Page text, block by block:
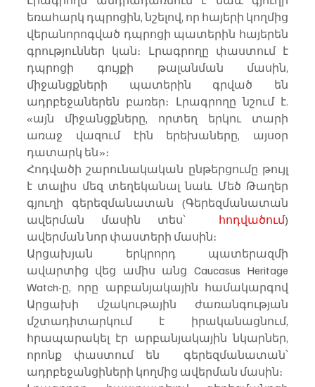
եռահարկ դպրոցին, նշելով, որ հայերի կողմից
վերանորոգված դպրոցի պատերին հայերեն
գրություններ կան։ Լրագրողը փաստում է
դպրոցի գույքի թալանման մասին,
միջանցքների պատերին գրված են
ադրբեջաներեն բառեր։ Լրագրողը նշում է.
«այն միջանցքները, որտեղ երկու տարի
առաջ վազում էին երեխաները, այսօր
դատարկ են»։
Հոդվածի շարունակական ընթերցումը թույլ
է տալիս մեզ տեղեկանալ նաև Մեծ Թաղեր
գյուղի գերեզմանատան (Գերեզմանատան
ավերման մասին տես՝ հոդվածում)
ավերման նոր փաստերի մասին։
Արցախյան երկրորդ պատերազմի
ավարտից վեց ամիս անց Caucasus Heritage
Watch-ը, որը արբանյակային համակարգով
Արցախի մշակութային ժառանգության
մշտադիտարկում է իրականացնում,
հրապարակել էր արբանյակային նկարներ,
որոնք փաստում են  գերեզմանատան՝
ադրբեջանցիների կողմից ավերման մասին։